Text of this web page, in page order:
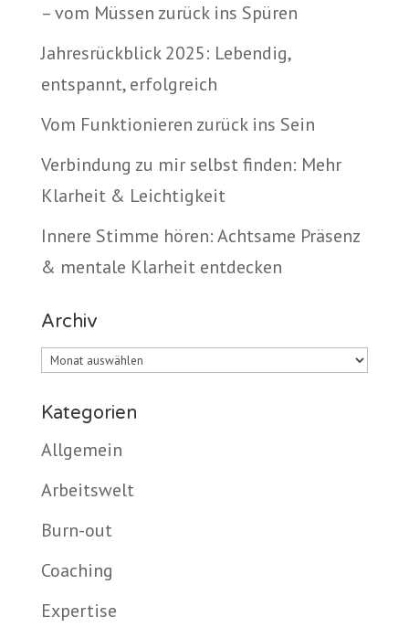
– vom Müssen zurück ins Spüren
Jahresrückblick 2025: Lebendig,
entspannt, erfolgreich
Vom Funktionieren zurück ins Sein
Verbindung zu mir selbst finden: Mehr
Klarheit & Leichtigkeit
Innere Stimme hören: Achtsame Präsenz
& mentale Klarheit entdecken
Archiv
Archiv
Kategorien
Allgemein
Arbeitswelt
Burn-out
Coaching
Expertise